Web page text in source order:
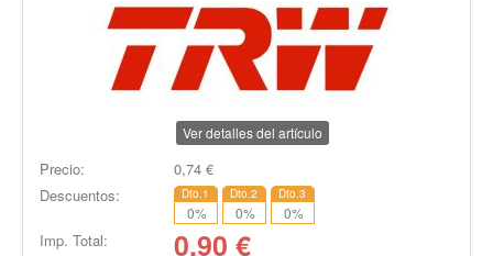
Ver detalles del artículo
Precio: 0,74€
Descuentos:
Dto.1
0%
Dto.2
0%
Dto.3
0%
Imp. Total: 0,90 €